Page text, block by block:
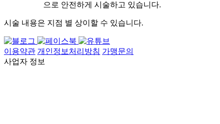
으로 안전하게 시술하고 있습니다.
시술 내용은 지점 별 상이할 수 있습니다.
이용약관 개인정보처리방침 가맹문의
사업자 정보